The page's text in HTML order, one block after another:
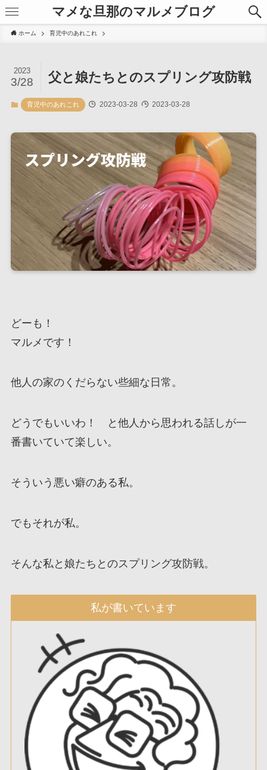
マメな旦那のマルメブログ
ホーム 育児中のあれこれ
父と娘たちとのスプリング攻防戦
2023
3/28
育児中のあれこれ 2023-03-28 2023-03-28
どーも！
マルメです！
他人の家のくだらない些細な日常。
どうでもいいわ！ と他人から思われる話しが一
番書いていて楽しい。
そういう悪い癖のある私。
でもそれが私。
そんな私と娘たちとのスプリング攻防戦。
私が書いています